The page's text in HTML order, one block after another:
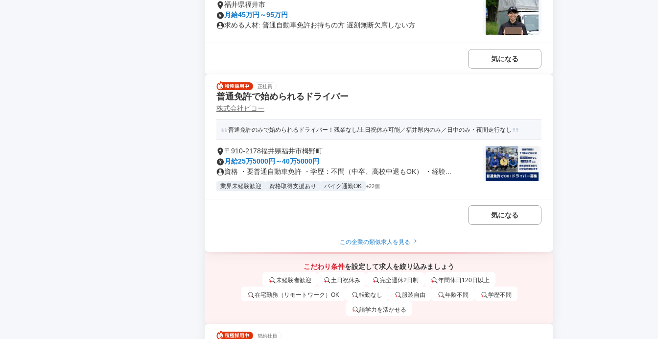
福井県福井市
月給45万円～95万円
求める人材: 普通自動車免許お持ちの方 遅刻無断欠席しない方
気になる
正社員
普通免許で始められるドライバー
株式会社ビコー
普通免許のみで始められるドライバー！残業なし/土日祝休み可能／福井県内のみ／日中のみ・夜間走行なし
〒910-2178福井県福井市栂野町
月給25万5000円～40万5000円
資格 ・要普通自動車免許 ・学歴：不問（中卒、高校中退もOK） ・経験...
業界未経験歓迎 資格取得支援あり バイク通勤OK +22個
気になる
この企業の類似求人を見る
こだわり条件を設定して求人を絞り込みましょう
未経験者歓迎 土日祝休み 完全週休2日制 年間休日120日以上
在宅勤務（リモートワーク）OK 転勤なし 服装自由 年齢不問 学歴不問
語学力を活かせる
契約社員